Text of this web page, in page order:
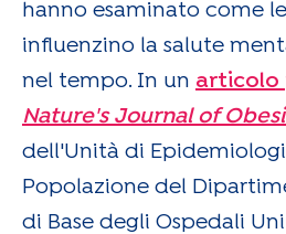
hanno esaminato come
influenzino la salute
nel tempo. In un articolo
Nature's Journal of
dell'Unità di
Popolazione del
di Base degli Ospedali